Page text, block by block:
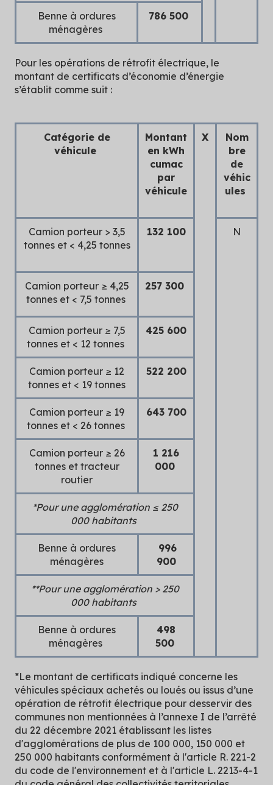
Benne à ordures
ménagères
786 500
Pour les opérations de rétrofit électrique, le
montant de certificats d’économie d’énergie
s’établit comme suit :
Catégorie de
véhicule
Montant
en kWh
cumac
par
véhicule
X
Nom
bre
de
véhic
ules
Camion porteur > 3,5
tonnes et < 4,25 tonnes
132 100 N
Camion porteur ≥ 4,25
tonnes et < 7,5 tonnes
257 300
Camion porteur ≥ 7,5
tonnes et < 12 tonnes
425 600
Camion porteur ≥ 12
tonnes et < 19 tonnes
522 200
Camion porteur ≥ 19
tonnes et < 26 tonnes
643 700
Camion porteur ≥ 26
tonnes et tracteur
routier
1 216
000
*Pour une agglomération ≤ 250
000 habitants
Benne à ordures
ménagères
996
900
**Pour une agglomération > 250
000 habitants
Benne à ordures
ménagères
498
500
*Le montant de certificats indiqué concerne les
véhicules spéciaux achetés ou loués ou issus d’une
opération de rétrofit électrique pour desservir des
communes non mentionnées à l’annexe I de l’arrêté
du 22 décembre 2021 établissant les listes
d'agglomérations de plus de 100 000, 150 000 et
250 000 habitants conformément à l'article R. 221-2
du code de l'environnement et à l'article L. 2213-4-1